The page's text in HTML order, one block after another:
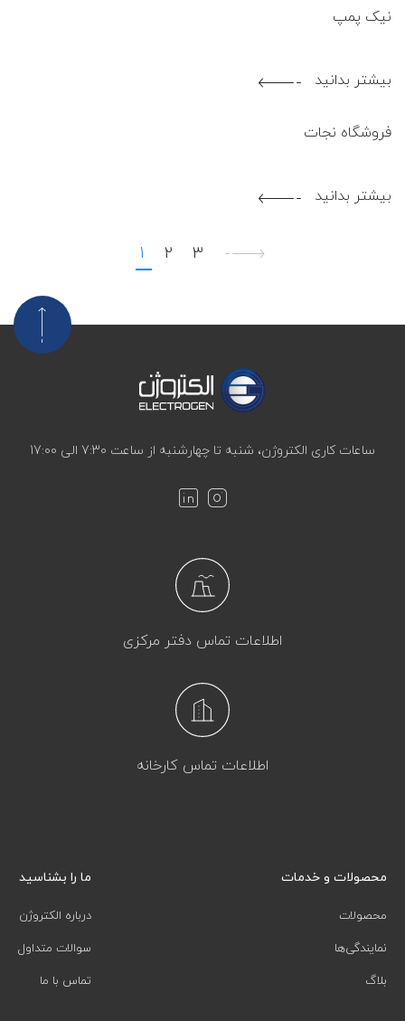
نیک پمپ
بیشتر بدانید
فروشگاه نجات
بیشتر بدانید
1 2 3
ساعات کاری الکتروژن، شنبه تا چهارشنبه از ساعت 7:30 الی 17:00
اطلاعات تماس دفتر مرکزی
اطلاعات تماس کارخانه
محصولات و خدمات
محصولات
نمایندگی‌ها
بلاگ
ما را بشناسید
درباره الکتروژن
سوالات متداول
تماس با ما